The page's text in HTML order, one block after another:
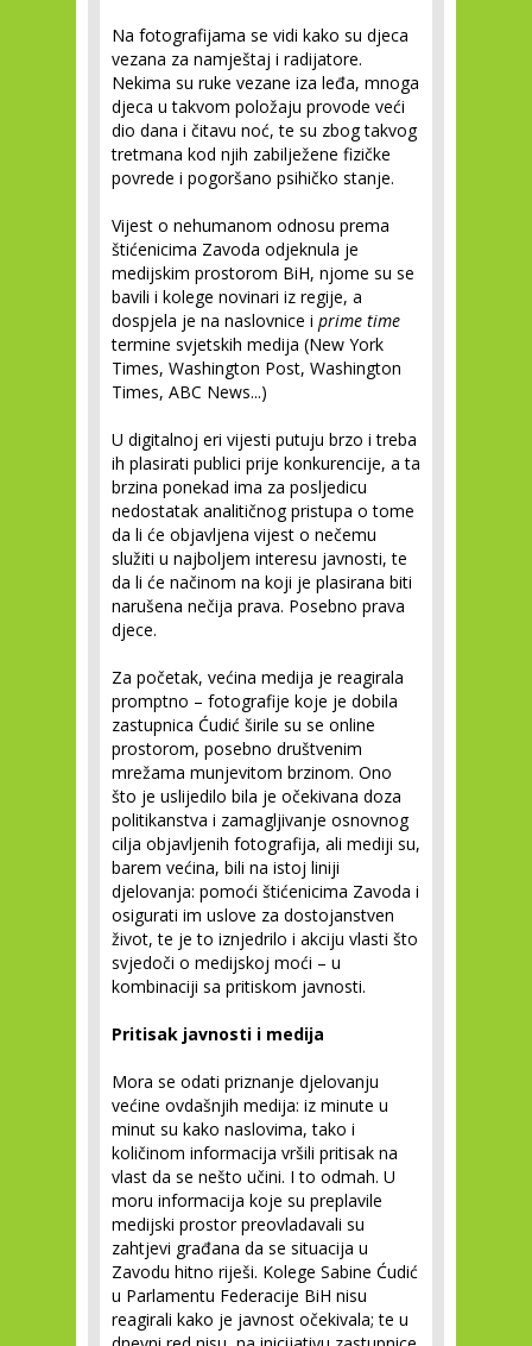
Na fotografijama se vidi kako su djeca
vezana za namještaj i radijatore.
Nekima su ruke vezane iza leđa, mnoga
djeca u takvom položaju provode veći
dio dana i čitavu noć, te su zbog takvog
tretmana kod njih zabilježene fizičke
povrede i pogoršano psihičko stanje.
Vijest o nehumanom odnosu prema
štićenicima Zavoda odjeknula je
medijskim prostorom BiH, njome su se
bavili i kolege novinari iz regije, a
dospjela je na naslovnice i prime time
termine svjetskih medija (New York
Times, Washington Post, Washington
Times, ABC News...)
U digitalnoj eri vijesti putuju brzo i treba
ih plasirati publici prije konkurencije, a ta
brzina ponekad ima za posljedicu
nedostatak analitičnog pristupa o tome
da li će objavljena vijest o nečemu
služiti u najboljem interesu javnosti, te
da li će načinom na koji je plasirana biti
narušena nečija prava. Posebno prava
djece.
Za početak, većina medija je reagirala
promptno – fotografije koje je dobila
zastupnica Ćudić širile su se online
prostorom, posebno društvenim
mrežama munjevitom brzinom. Ono
što je uslijedilo bila je očekivana doza
politikanstva i zamagljivanje osnovnog
cilja objavljenih fotografija, ali mediji su,
barem većina, bili na istoj liniji
djelovanja: pomoći štićenicima Zavoda i
osigurati im uslove za dostojanstven
život, te je to iznjedrilo i akciju vlasti što
svjedoči o medijskoj moći – u
kombinaciji sa pritiskom javnosti.
Pritisak javnosti i medija
Mora se odati priznanje djelovanju
većine ovdašnjih medija: iz minute u
minut su kako naslovima, tako i
količinom informacija vršili pritisak na
vlast da se nešto učini. I to odmah. U
moru informacija koje su preplavile
medijski prostor preovladavali su
zahtjevi građana da se situacija u
Zavodu hitno riješi. Kolege Sabine Ćudić
u Parlamentu Federacije BiH nisu
reagirali kako je javnost očekivala; te u